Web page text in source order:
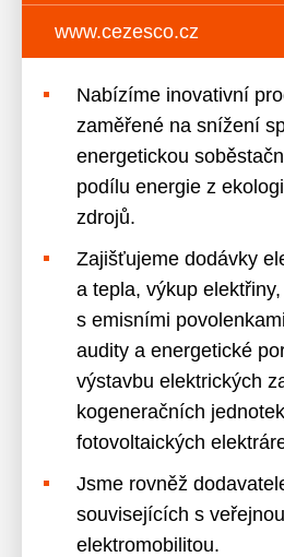
www.cezesco.cz
Nabízíme inovativní
zaměřené na snížení
energetickou
podílu energie z
zdrojů.
Zajišťujeme dodávky
a tepla, výkup
s emisními
audity a energetické
výstavbu elektrických
kogeneračních
fotovoltaických
Jsme rovněž
souvisejících s
elektromobilitou.